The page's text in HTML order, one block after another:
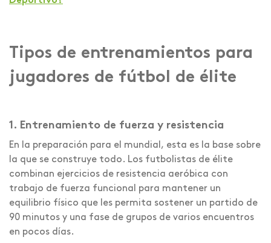
Tipos de entrenamientos para
jugadores de fútbol de élite
1. Entrenamiento de fuerza y resistencia
En la preparación para el mundial, esta es la base sobre
la que se construye todo. Los futbolistas de élite
combinan ejercicios de resistencia aeróbica con
trabajo de fuerza funcional para mantener un
equilibrio físico que les permita sostener un partido de
90 minutos y una fase de grupos de varios encuentros
en pocos días.